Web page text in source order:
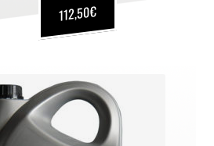
112,50€